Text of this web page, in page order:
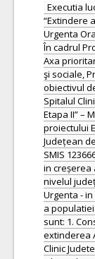
Executia
“Extindere
Urgenta
În cadrul
Axa
şi sociale,
obiectivul
Spitalul
Etapa II” –
proiectului
Județean
SMIS
in creșerea
nivelul
Urgenta -
a
sunt: 1.
extinderea
Clinic